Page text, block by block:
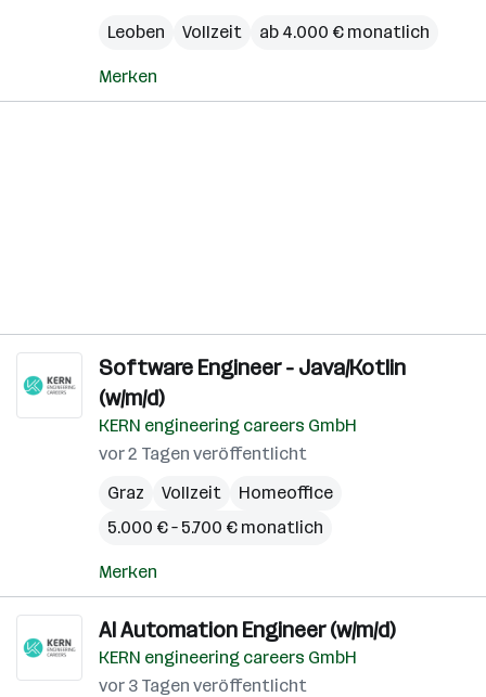
Leoben
Vollzeit ab 4.000 € monatlich
Merken
Software Engineer - Java/Kotlin
(w/m/d)
KERN engineering careers GmbH
vor 2 Tagen veröffentlicht
Graz
Vollzeit
Homeoffice
5.000 € – 5.700 € monatlich
Merken
AI Automation Engineer (w/m/d)
KERN engineering careers GmbH
vor 3 Tagen veröffentlicht